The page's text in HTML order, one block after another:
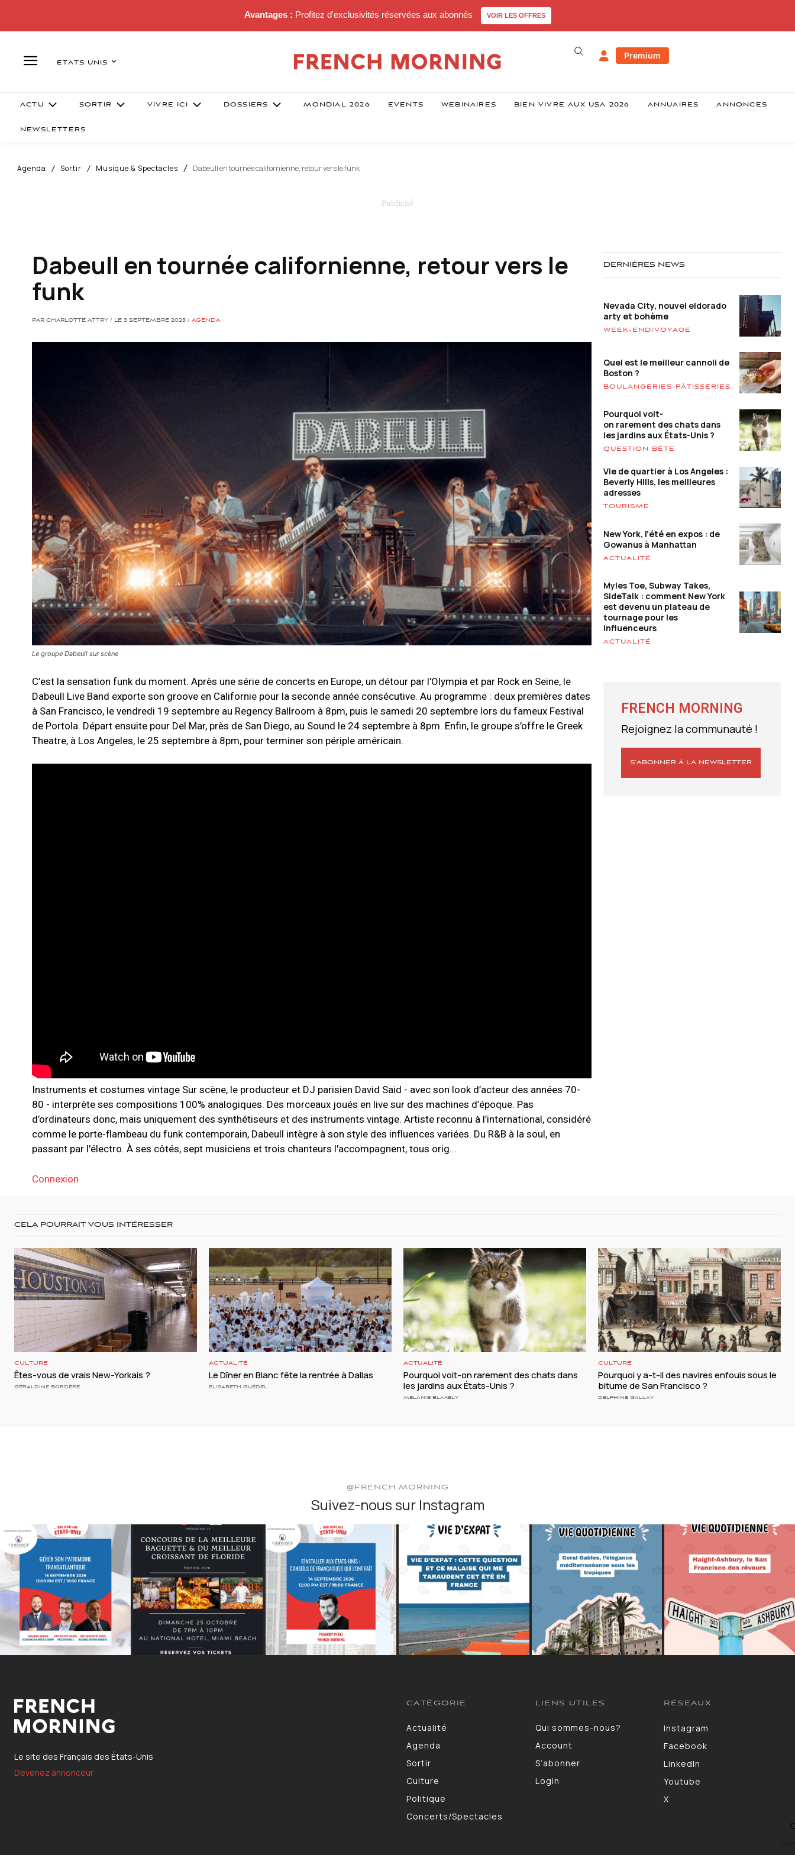
Avantages : Profitez d'exclusivités réservées aux abonnés VOIR LES OFFRES
ETATS UNIS
Premium
ACTU SORTIR VIVRE ICI DOSSIERS MONDIAL 2026 EVENTS WEBINAIRES BIEN VIVRE AUX USA 2026 ANNUAIRES ANNONCES
NEWSLETTERS
Agenda Sortir Musique & Spectacles Dabeull en tournée californienne, retour vers le funk
Dabeull en tournée californienne, retour vers le
funk
PAR CHARLOTTE ATTRY / LE 3 SEPTEMBRE 2025 / AGENDA
Le groupe Dabeull sur scène
C’est la sensation funk du moment. Après une série de concerts en Europe, un détour par l'Olympia et par Rock en Seine, le
Dabeull Live Band exporte son groove en Californie pour la seconde année consécutive. Au programme : deux premières dates
à San Francisco, le vendredi 19 septembre au Regency Ballroom à 8pm, puis le samedi 20 septembre lors du fameux Festival
de Portola. Départ ensuite pour Del Mar, près de San Diego, au Sound le 24 septembre à 8pm. Enfin, le groupe s’offre le Greek
Theatre, à Los Angeles, le 25 septembre à 8pm, pour terminer son périple américain.
Instruments et costumes vintage Sur scène, le producteur et DJ parisien David Said - avec son look d’acteur des années 70-
80 - interprète ses compositions 100% analogiques. Des morceaux joués en live sur des machines d’époque. Pas
d’ordinateurs donc, mais uniquement des synthétiseurs et des instruments vintage. Artiste reconnu à l’international, considéré
comme le porte-flambeau du funk contemporain, Dabeull intègre à son style des influences variées. Du R&B à la soul, en
passant par l'électro. À ses côtés, sept musiciens et trois chanteurs l'accompagnent, tous orig...
Connexion
DERNIÈRES NEWS
Nevada City, nouvel eldorado
arty et bohème
WEEK-END/VOYAGE
Quel est le meilleur cannoli de
Boston ?
BOULANGERIES-PÂTISSERIES
Pourquoi voit-
on rarement des chats dans
les jardins aux États-Unis ?
QUESTION BÊTE
Vie de quartier à Los Angeles :
Beverly Hills, les meilleures
adresses
TOURISME
New York, l’été en expos : de
Gowanus à Manhattan
ACTUALITÉ
Myles Toe, Subway Takes,
SideTalk : comment New York
est devenu un plateau de
tournage pour les
influenceurs
ACTUALITÉ
FRENCH MORNING
Rejoignez la communauté !
S’ABONNER À LA NEWSLETTER
CELA POURRAIT VOUS INTÉRESSER
CULTURE
Êtes-vous de vrais New-Yorkais ?
GÉRALDINE BORDÈRE
ACTUALITÉ
Le Dîner en Blanc fête la rentrée à Dallas
ELISABETH GUÉDEL
ACTUALITÉ
Pourquoi voit-on rarement des chats dans
les jardins aux États-Unis ?
MELANIE BLAKELY
CULTURE
Pourquoi y a-t-il des navires enfouis sous le
bitume de San Francisco ?
DELPHINE GALLAY
@FRENCH.MORNING
Suivez-nous sur Instagram
Le site des Français des États-Unis
Devenez annonceur
CATÉGORIE
Actualité
Agenda
Sortir
Culture
Politique
Concerts/Spectacles
LIENS UTILES
Qui sommes-nous?
Account
S’abonner
Login
RÉSEAUX
Instagram
Facebook
LinkedIn
Youtube
X